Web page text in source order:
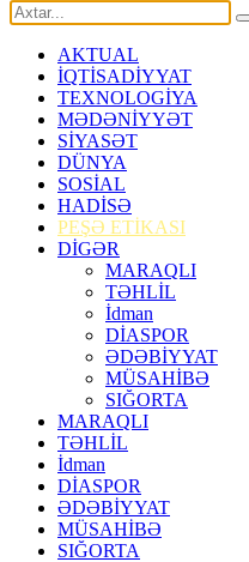
AKTUAL
İQTİSADİYYAT
TEXNOLOGİYA
MƏDƏNİYYƏT
SİYASƏT
DÜNYA
SOSİAL
HADİSƏ
PEŞƏ ETİKASI
DİGƏR
MARAQLI
TƏHLİL
İdman
DİASPOR
ƏDƏBİYYAT
MÜSAHİBƏ
SIĞORTA
MARAQLI
TƏHLİL
İdman
DİASPOR
ƏDƏBİYYAT
MÜSAHİBƏ
SIĞORTA